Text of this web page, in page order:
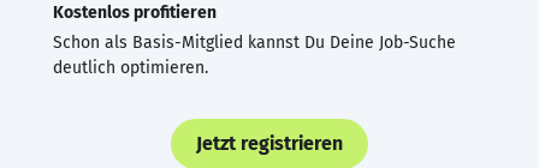
Kostenlos profitieren
Schon als Basis-Mitglied kannst Du Deine Job-Suche
deutlich optimieren.
Jetzt registrieren